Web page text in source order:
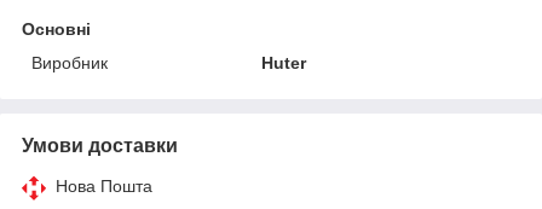
Основні
Виробник
Huter
Умови доставки
Нова Пошта